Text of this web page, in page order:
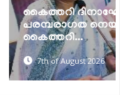
സംഘടിപ്പിച്ചു;
സംരക്ഷിച്ച്